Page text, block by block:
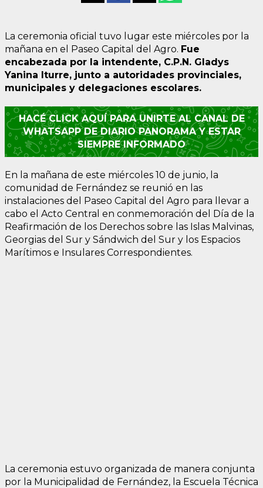
La ceremonia oficial tuvo lugar este miércoles por la
mañana en el Paseo Capital del Agro. Fue
encabezada por la intendente, C.P.N. Gladys
Yanina Iturre, junto a autoridades provinciales,
municipales y delegaciones escolares.
HACÉ CLICK AQUÍ PARA UNIRTE AL CANAL DE
WHATSAPP DE DIARIO PANORAMA Y ESTAR
SIEMPRE INFORMADO
En la mañana de este miércoles 10 de junio, la
comunidad de Fernández se reunió en las
instalaciones del Paseo Capital del Agro para llevar a
cabo el Acto Central en conmemoración del Día de la
Reafirmación de los Derechos sobre las Islas Malvinas,
Georgias del Sur y Sándwich del Sur y los Espacios
Marítimos e Insulares Correspondientes.
La ceremonia estuvo organizada de manera conjunta
por la Municipalidad de Fernández, la Escuela Técnica